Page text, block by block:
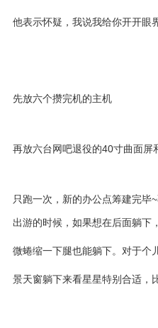
他表示怀疑，我说我给你开开眼
先放六个攒完机的主机
再放六台网吧退役的40寸曲面屏
只跑一次，新的办公点筹建完毕
出游的时候，如果想在后面躺下
微蜷缩一下腿也能躺下。对于个
景天窗躺下来看星星特别合适，